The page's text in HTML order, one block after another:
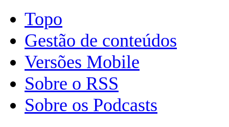
Topo
Gestão de conteúdos
Versões Mobile
Sobre o RSS
Sobre os Podcasts